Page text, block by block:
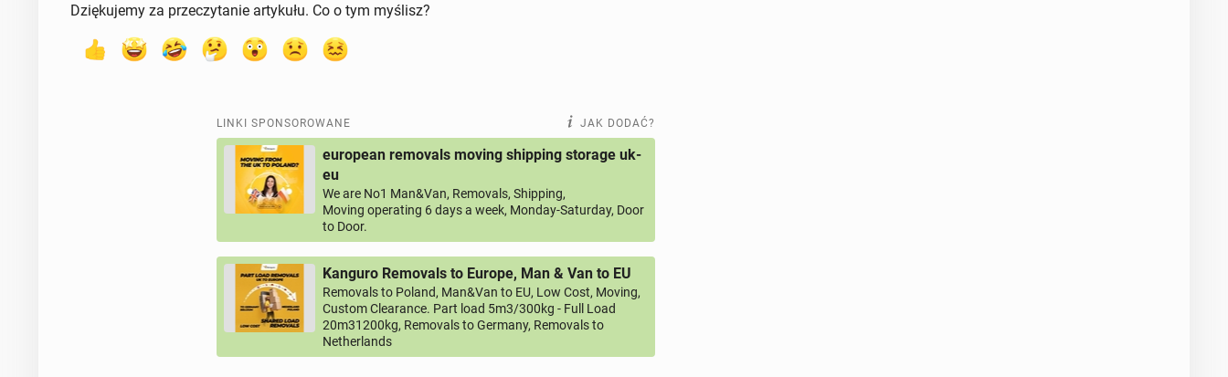
Dziękujemy za przeczytanie artykułu. Co o tym myślisz?
LINKI SPONSOROWANE JAK DODAĆ?
european removals moving shipping storage uk-
eu
We are No1 Man&Van, Removals, Shipping,
Moving operating 6 days a week, Monday-Saturday, Door
to Door.
Kanguro Removals to Europe, Man & Van to EU
Removals to Poland, Man&Van to EU, Low Cost, Moving,
Custom Clearance. Part load 5m3/300kg - Full Load
20m31200kg, Removals to Germany, Removals to
Netherlands